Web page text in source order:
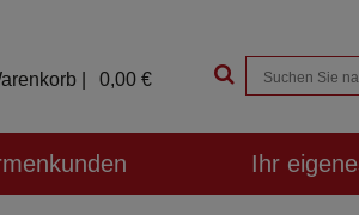
| 0,00 €
Ihr